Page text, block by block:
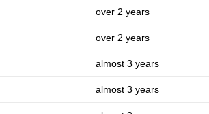
over 2 years
over 2 years
almost 3 years
almost 3 years